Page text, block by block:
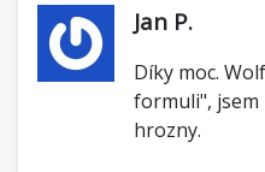
Jan P.
Díky moc.
formuli", jsem
hrozny.